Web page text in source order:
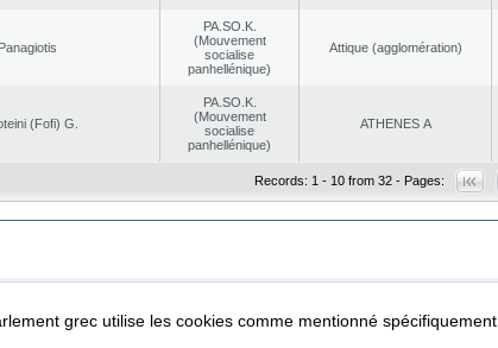
PA.SO.K.
(Mouvement
socialise
panhellénique)
Αttique (agglomération)
(Fofi) G.
PA.SO.K.
(Mouvement
socialise
panhellénique)
ATHENES Α
Records: 1 - 10 from 32 - Pages:
Security & Accessgrec utilise les cookies comme mentionné spécifiquement